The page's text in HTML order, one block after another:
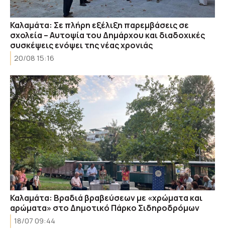
Καλαμάτα: Σε πλήρη εξέλιξη παρεμβάσεις σε
σχολεία – Αυτοψία του Δημάρχου και διαδοχικές
συσκέψεις ενόψει της νέας χρονιάς
20/08 15:16
Καλαμάτα: Βραδιά βραβεύσεων με «χρώματα και
αρώματα» στο Δημοτικό Πάρκο Σιδηροδρόμων
18/07 09:44